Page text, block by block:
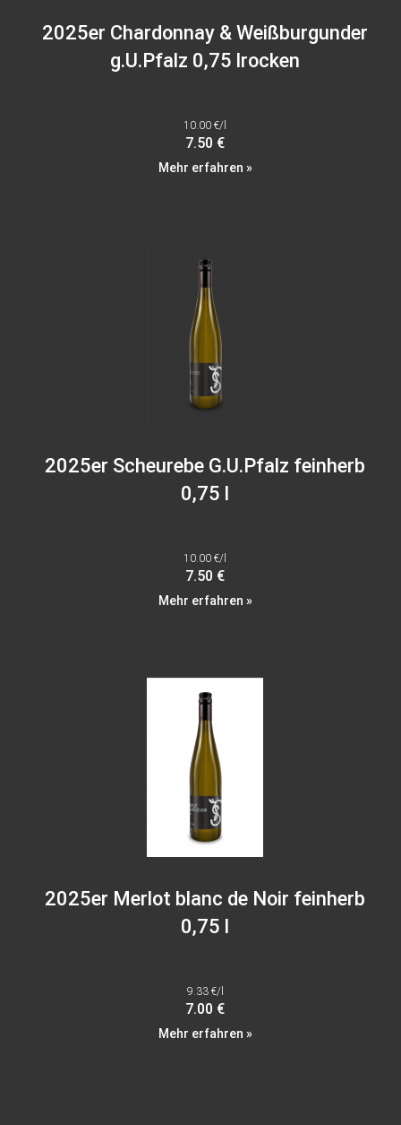
2025er Chardonnay & Weißburgunder
g.U.Pfalz 0,75 lrocken
10.00 €/l
7.50 €
Mehr erfahren »
2025er Scheurebe G.U.Pfalz feinherb
0,75 l
10.00 €/l
7.50 €
Mehr erfahren »
2025er Merlot blanc de Noir feinherb
0,75 l
9.33 €/l
7.00 €
Mehr erfahren »